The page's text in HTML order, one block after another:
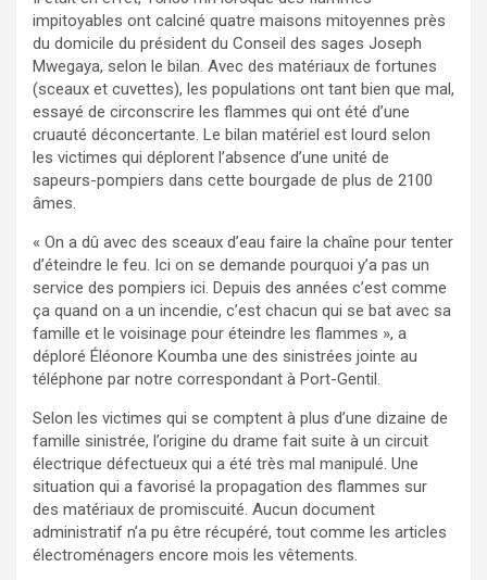
impitoyables ont calciné quatre maisons mitoyennes près
du domicile du président du Conseil des sages Joseph
Mwegaya, selon le bilan. Avec des matériaux de fortunes
(sceaux et cuvettes), les populations ont tant bien que mal,
essayé de circonscrire les flammes qui ont été d’une
cruauté déconcertante. Le bilan matériel est lourd selon
les victimes qui déplorent l’absence d’une unité de
sapeurs-pompiers dans cette bourgade de plus de 2100
âmes.
« On a dû avec des sceaux d’eau faire la chaîne pour tenter
d’éteindre le feu. Ici on se demande pourquoi y’a pas un
service des pompiers ici. Depuis des années c’est comme
ça quand on a un incendie, c’est chacun qui se bat avec sa
famille et le voisinage pour éteindre les flammes », a
déploré Éléonore Koumba une des sinistrées jointe au
téléphone par notre correspondant à Port-Gentil.
Selon les victimes qui se comptent à plus d’une dizaine de
famille sinistrée, l’origine du drame fait suite à un circuit
électrique défectueux qui a été très mal manipulé. Une
situation qui a favorisé la propagation des flammes sur
des matériaux de promiscuité. Aucun document
administratif n’a pu être récupéré, tout comme les articles
électroménagers encore mois les vêtements.